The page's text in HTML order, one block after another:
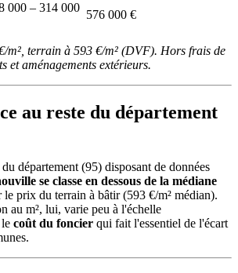
000 – 314 000
576 000 €
m², terrain à 593 €/m² (DVF). Hors frais de
et aménagements extérieurs.
au reste du département
département (95) disposant de données
se classe en dessous de la médiane
le prix du terrain à bâtir (593 €/m² médian).
au m², lui, varie peu à l'échelle
coût du foncier qui fait l'essentiel de l'écart